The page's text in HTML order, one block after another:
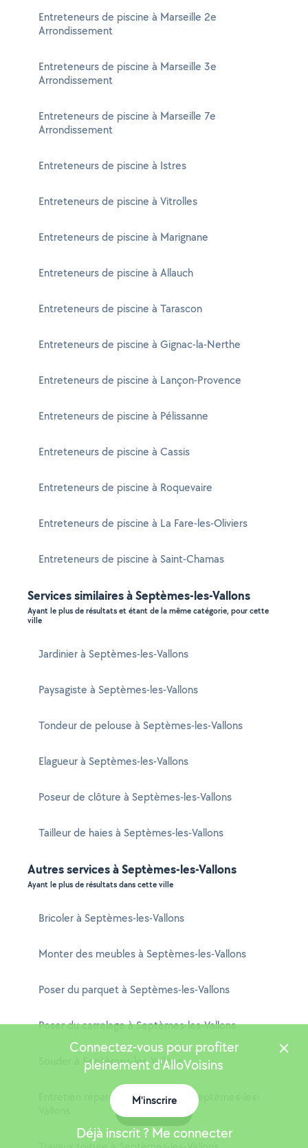
Entreteneurs de piscine à Marseille 2e
Arrondissement
Entreteneurs de piscine à Marseille 3e
Arrondissement
Entreteneurs de piscine à Marseille 7e
Arrondissement
Entreteneurs de piscine à Istres
Entreteneurs de piscine à Vitrolles
Entreteneurs de piscine à Marignane
Entreteneurs de piscine à Allauch
Entreteneurs de piscine à Tarascon
Entreteneurs de piscine à Gignac-la-Nerthe
Entreteneurs de piscine à Lançon-Provence
Entreteneurs de piscine à Pélissanne
Entreteneurs de piscine à Cassis
Entreteneurs de piscine à Roquevaire
Entreteneurs de piscine à La Fare-les-Oliviers
Entreteneurs de piscine à Saint-Chamas
Services similaires à Septèmes-les-Vallons
Ayant le plus de résultats et étant de la même catégorie, pour cette
ville
Jardinier à Septèmes-les-Vallons
Paysagiste à Septèmes-les-Vallons
Tondeur de pelouse à Septèmes-les-Vallons
Elagueur à Septèmes-les-Vallons
Poseur de clôture à Septèmes-les-Vallons
Tailleur de haies à Septèmes-les-Vallons
Autres services à Septèmes-les-Vallons
Ayant le plus de résultats dans cette ville
Bricoler à Septèmes-les-Vallons
Monter des meubles à Septèmes-les-Vallons
Poser du parquet à Septèmes-les-Vallons
Poser du carrelage à Septèmes-les-Vallons
Souder à Septèmes-les-Vallons
Entretien réparation chaudière à Septèmes-les-
Connectez-vous pour profiter
pleinement d'AlloVoisins
M'inscrire
Déjà inscrit ? Me connecter